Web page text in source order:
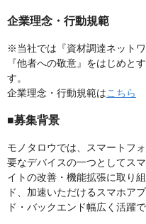
企業理念・行動規範
※当社では『資材調達ネット
『他者への敬意』をはじめと
す。
企業理念・行動規範はこちら
■募集背景
モノタロウでは、スマートフ
要なデバイスの一つとしてス
イトの改善・機能拡張に取り
ド、加速いただけるスマホア
ド・バックエンド幅広く活躍